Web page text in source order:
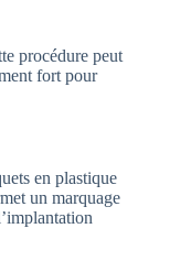
procédure peut
fort pour
en plastique
un marquage